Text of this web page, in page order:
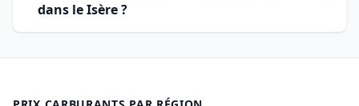
dans le Isère ?